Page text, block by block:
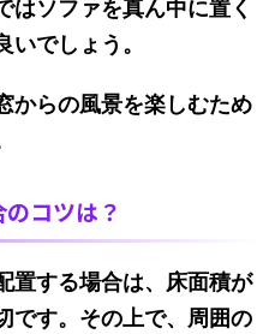
はソファを真ん中に置く
でしょう。
からの風景を楽しむため
コツは？
置する場合は、床面積が
です。その上で、周囲の